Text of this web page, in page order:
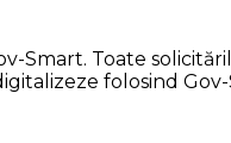
Toate
folosind